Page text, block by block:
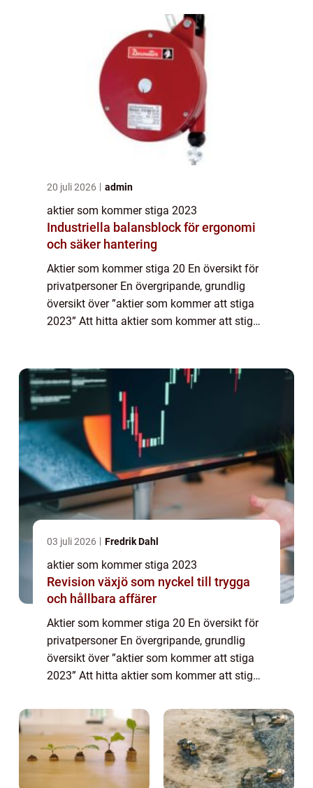
20 juli 2026 admin
aktier som kommer stiga 2023
Industriella balansblock för ergonomi
och säker hantering
Aktier som kommer stiga 20 En översikt för
privatpersoner En övergripande, grundlig
översikt över ”aktier som kommer att stiga
2023” Att hitta aktier som kommer att stiga
03 juli 2026 Fredrik Dahl
aktier som kommer stiga 2023
Revision växjö som nyckel till trygga
och hållbara affärer
Aktier som kommer stiga 20 En översikt för
privatpersoner En övergripande, grundlig
översikt över ”aktier som kommer att stiga
2023” Att hitta aktier som kommer att stiga
att underlätta för privat...